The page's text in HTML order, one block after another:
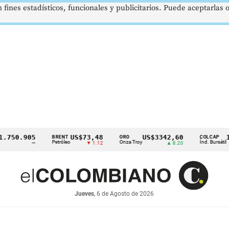
BRENT
Petróleo
US$73,48
▼ 1.12 Onza Troy
US$3342,60
▲ 8.20
COLCAP
Índ. Bursátil
Jueves, 6 de Agosto de 2026
estadísticos, funcionales y publicitarios. Puede aceptarlas